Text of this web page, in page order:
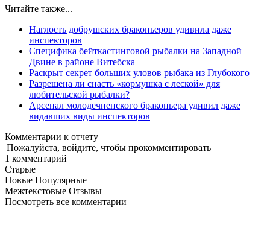
Читайте также...
Наглость добрушских браконьеров удивила даже
инспекторов
Специфика бейткастинговой рыбалки на Западной
Двине в районе Витебска
Раскрыт секрет больших уловов рыбака из Глубокого
Разрешена ли снасть «кормушка с леской» для
любительской рыбалки?
Арсенал молодечненского браконьера удивил даже
видавших виды инспекторов
Комментарии к отчету
Пожалуйста, войдите, чтобы прокомментировать
1 комментарий
Старые
Новые Популярные
Межтекстовые Отзывы
Посмотреть все комментарии